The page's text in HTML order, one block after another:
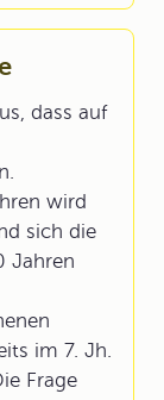
dass auf
wird
sich die
Jahren
im 7. Jh.
Frage